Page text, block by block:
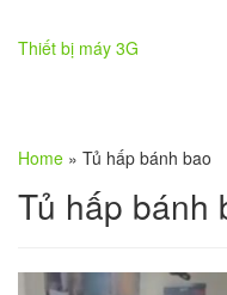
Thiết bị máy 3G
Home » Tủ hấp bánh bao
Tủ hấp bánh